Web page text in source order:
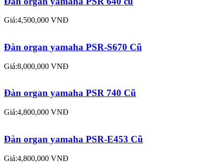
Giá:4,500,000 VNĐ
Đàn organ yamaha PSR-S670 Cũ
Giá:8,000,000 VNĐ
Đàn organ yamaha PSR 740 Cũ
Giá:4,800,000 VNĐ
Đàn organ yamaha PSR-E453 Cũ
Giá:4,800,000 VNĐ